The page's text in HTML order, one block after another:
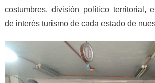
costumbres, división político territorial,
de interés turismo de cada estado de